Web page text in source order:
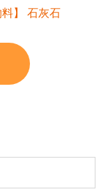
料】 石灰石